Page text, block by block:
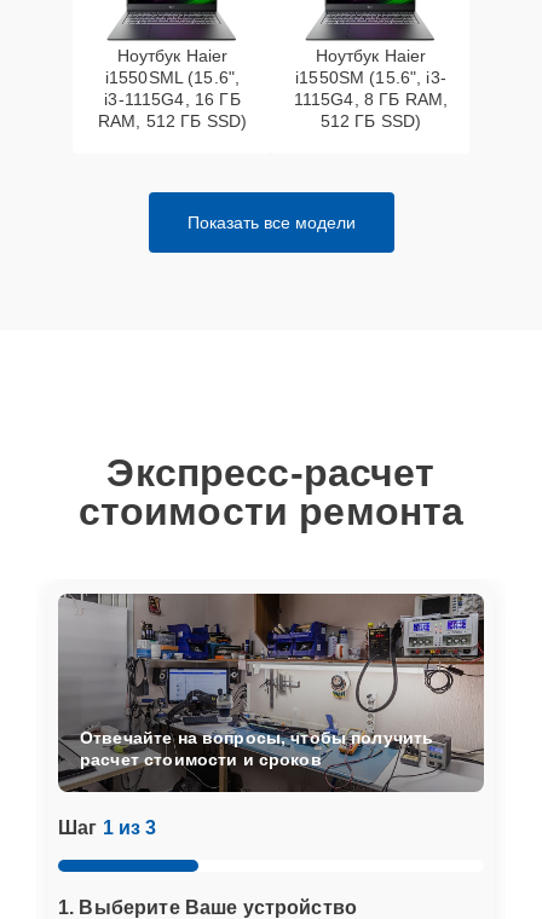
Ноутбук Haier
i1550SML (15.6",
i3-1115G4, 16 ГБ
RAM, 512 ГБ SSD)
Ноутбук Haier
i1550SM (15.6", i3-
1115G4, 8 ГБ RAM,
512 ГБ SSD)
Показать все модели
Экспресс-расчет
стоимости ремонта
Шаг 1 из 3
1. Выберите Ваше устройство
Отвечайте на вопросы, чтобы получить
расчет стоимости и сроков